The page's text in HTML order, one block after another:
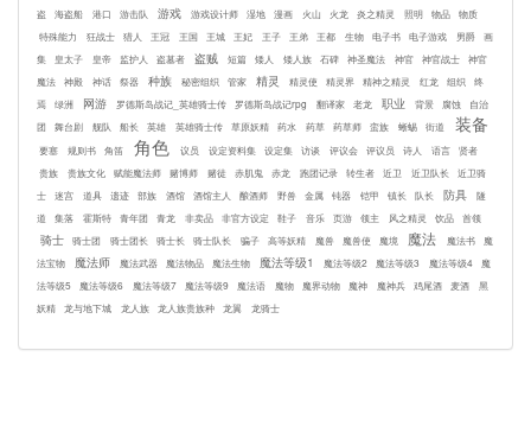
盗
海盗船 港口 游击队 游戏 游戏设计师 湿地 漫画 火山 火龙 炎之精灵 照明 物品
物质
特殊能力
狂战士 猎人 王冠 王国 王城 王妃 王子 王弟 王都 生物 电子书 电子游戏 男爵
画
集
皇太子 皇帝 监护人 盗墓者 盗贼 短篇 矮人 矮人族 石碑 神圣魔法 神官 神官战士
神官
魔法
神殿 神话 祭器 种族 秘密组织 管家 精灵 精灵使 精灵界 精神之精灵 红龙 组织
终
焉
绿洲 网游 罗德斯岛战记_英雄骑士传 罗德斯岛战记rpg 翻译家 老龙 职业 背景 腐蚀
自治
团
舞台剧 舰队 船长 英雄 英雄骑士传 草原妖精 药水 药草 药草师 蛮族 蜥蜴 街道 装备
要塞 规则书 角笛 角色 议员 设定资料集 设定集 访谈 评议会 评议员 诗人 语言
贤者
贵族
贵族文化 赋能魔法师 赌博师 赌徒 赤肌鬼 赤龙 跑团记录 转生者 近卫 近卫队长
近卫骑
士
迷宫 道具 遗迹 部族 酒馆 酒馆主人 酿酒师 野兽 金属 钝器 铠甲 镇长 队长 防具
隧
道
集落 霍斯特 青年团 青龙 非卖品 非官方设定 鞋子 音乐 页游 领主 风之精灵 饮品 首领
骑士 骑士团 骑士团长 骑士长 骑士队长 骗子 高等妖精 魔兽 魔兽使 魔境 魔法 魔法书
魔
法宝物
魔法师 魔法武器 魔法物品 魔法生物 魔法等级1 魔法等级2 魔法等级3 魔法等级4
魔
法等级5
魔法等级6 魔法等级7 魔法等级9 魔法语 魔物 魔界动物 魔神 魔神兵 鸡尾酒 麦酒
黑
妖精
龙与地下城 龙人族 龙人族贵族种 龙翼 龙骑士